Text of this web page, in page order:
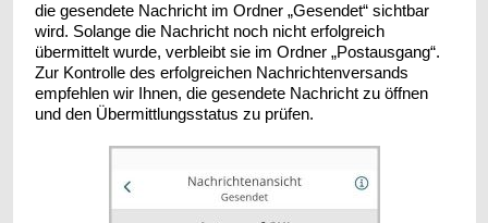
die gesendete Nachricht im Ordner „Gesendet“ sichtbar
wird. Solange die Nachricht noch nicht erfolgreich
übermittelt wurde, verbleibt sie im Ordner „Postausgang“.
Zur Kontrolle des erfolgreichen Nachrichtenversands
empfehlen wir Ihnen, die gesendete Nachricht zu öffnen
und den Übermittlungsstatus zu prüfen.